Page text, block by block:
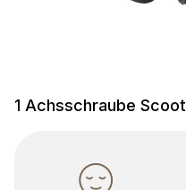
1 Achsschraube